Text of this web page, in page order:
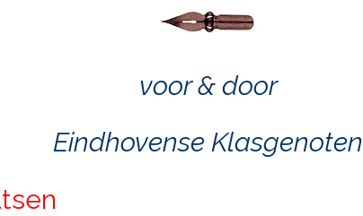
voor & door
Eindhovense Klasgenoten